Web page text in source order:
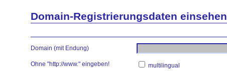
Domain-Registrierungsdaten einsehen
Domain (mit Endung)
Ohne "http://www." eingeben! multilingual